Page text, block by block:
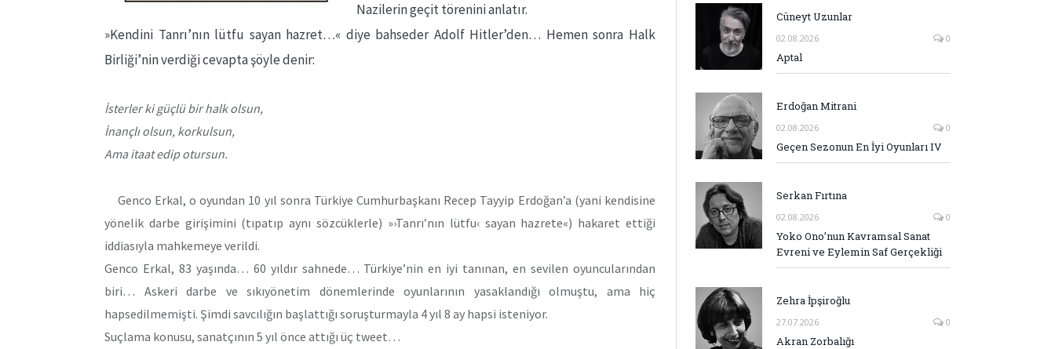
Nazilerin geçit törenini anlatır.
»Kendini Tanrı’nın lütfu sayan hazret…« diye bahseder Adolf Hitler’den… Hemen sonra Halk
Birliği’nin verdiği cevapta şöyle denir:
İsterler ki güçlü bir halk olsun,
İnançlı olsun, korkulsun,
Ama itaat edip otursun.
Genco Erkal, o oyundan 10 yıl sonra Türkiye Cumhurbaşkanı Recep Tayyip Erdoğan’a (yani kendisine
yönelik darbe girişimini (tıpatıp aynı sözcüklerle) »›Tanrı’nın lütfu‹ sayan hazrete«) hakaret ettiği
iddiasıyla mahkemeye verildi.
Genco Erkal, 83 yaşında… 60 yıldır sahnede… Türkiye’nin en iyi tanınan, en sevilen oyuncularından
biri… Askeri darbe ve sıkıyönetim dönemlerinde oyunlarının yasaklandığı olmuştu, ama hiç
hapsedilmemişti. Şimdi savcılığın başlattığı soruşturmayla 4 yıl 8 ay hapsi isteniyor.
Suçlama konusu, sanatçının 5 yıl önce attığı üç tweet…
Cüneyt Uzunlar
02.08.2026 0
Aptal
Erdoğan Mitrani
02.08.2026 0
Geçen Sezonun En İyi Oyunları IV
Serkan Fırtına
02.08.2026 0
Yoko Ono’nun Kavramsal Sanat
Evreni ve Eylemin Saf Gerçekliği
Zehra İpşiroğlu
27.07.2026 0
Akran Zorbalığı